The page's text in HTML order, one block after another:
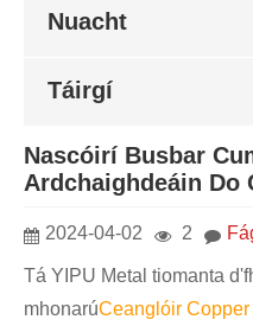
Nuacht
Táirgí
Nascóirí Busbar
Ardchaighdeáin Do
2024-04-02 2
Tá YIPU Metal tiomanta
mhonarúCeanglóir